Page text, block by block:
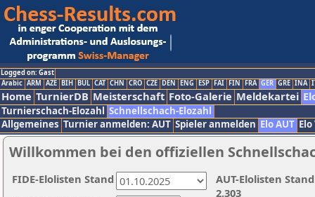
Logged on: Gast
Arabic ARM AZE BIH BUL CAT CHN CRO CZE DEN ENG ESP FAI FIN FRA GER GRE INA
Home TurnierDB Meisterschaft Foto-Galerie Meldekartei
Turnierschach-Elozahl Schnellschach-Elozahl
Allgemeines Turnier anmelden: AUT Spieler anmelden Elo AUT
Willkommen bei den offiziellen
AUT-Elolisten
2.303
FIDE-Elolisten Stand